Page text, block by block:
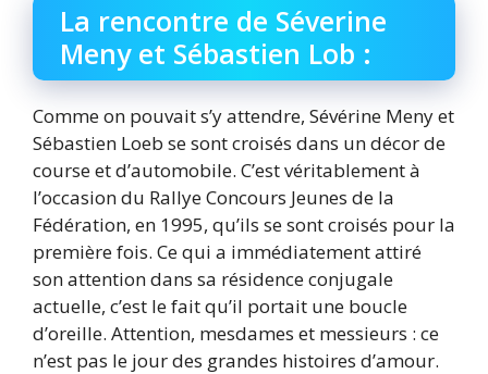
La rencontre de Séverine
Meny et Sébastien Lob :
Comme on pouvait s’y attendre, Sévérine Meny et
Sébastien Loeb se sont croisés dans un décor de
course et d’automobile. C’est véritablement à
l’occasion du Rallye Concours Jeunes de la
Fédération, en 1995, qu’ils se sont croisés pour la
première fois. Ce qui a immédiatement attiré
son attention dans sa résidence conjugale
actuelle, c’est le fait qu’il portait une boucle
d’oreille. Attention, mesdames et messieurs : ce
n’est pas le jour des grandes histoires d’amour.